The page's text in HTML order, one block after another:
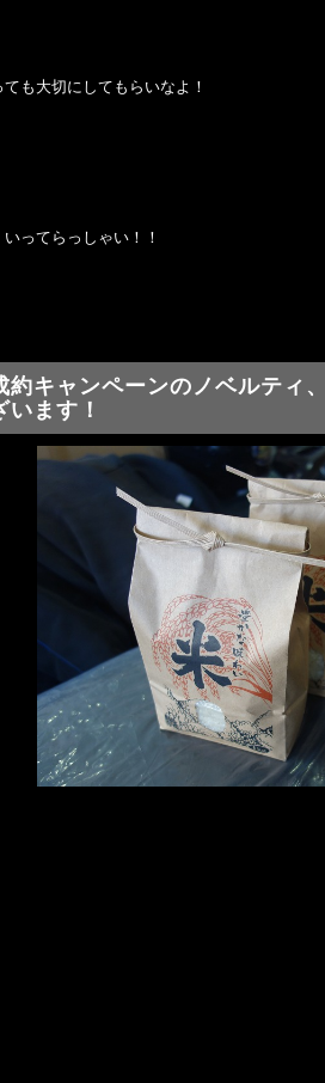
も大切にしてもらいなよ！
ってらっしゃい！！
約キャンペーンのノベルティ
います！